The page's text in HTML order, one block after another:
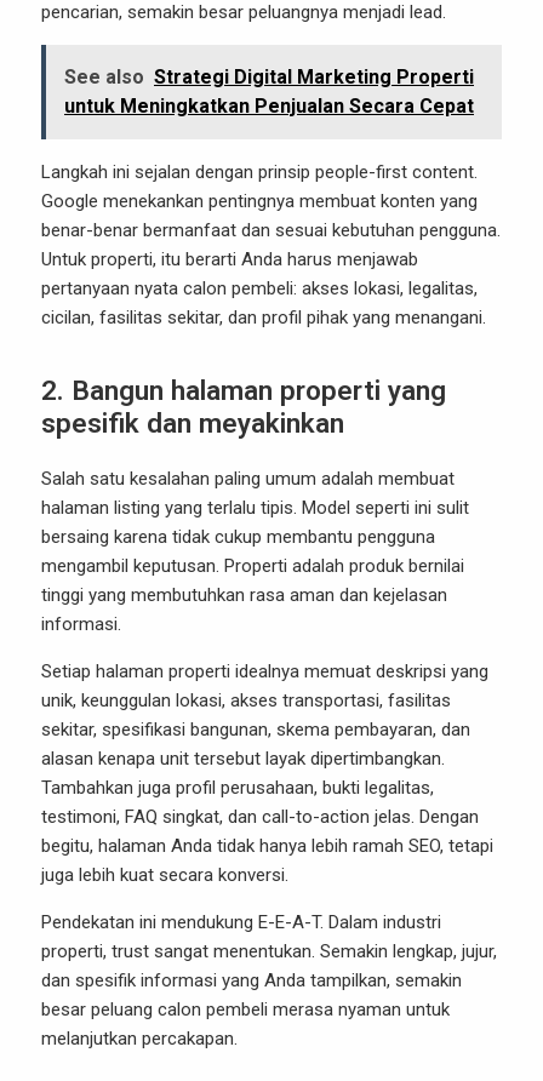
pencarian, semakin besar peluangnya menjadi lead.
See also Strategi Digital Marketing Properti
untuk Meningkatkan Penjualan Secara Cepat
Langkah ini sejalan dengan prinsip people-first content.
Google menekankan pentingnya membuat konten yang
benar-benar bermanfaat dan sesuai kebutuhan pengguna.
Untuk properti, itu berarti Anda harus menjawab
pertanyaan nyata calon pembeli: akses lokasi, legalitas,
cicilan, fasilitas sekitar, dan profil pihak yang menangani.
2. Bangun halaman properti yang
spesifik dan meyakinkan
Salah satu kesalahan paling umum adalah membuat
halaman listing yang terlalu tipis. Model seperti ini sulit
bersaing karena tidak cukup membantu pengguna
mengambil keputusan. Properti adalah produk bernilai
tinggi yang membutuhkan rasa aman dan kejelasan
informasi.
Setiap halaman properti idealnya memuat deskripsi yang
unik, keunggulan lokasi, akses transportasi, fasilitas
sekitar, spesifikasi bangunan, skema pembayaran, dan
alasan kenapa unit tersebut layak dipertimbangkan.
Tambahkan juga profil perusahaan, bukti legalitas,
testimoni, FAQ singkat, dan call-to-action jelas. Dengan
begitu, halaman Anda tidak hanya lebih ramah SEO, tetapi
juga lebih kuat secara konversi.
Pendekatan ini mendukung E-E-A-T. Dalam industri
properti, trust sangat menentukan. Semakin lengkap, jujur,
dan spesifik informasi yang Anda tampilkan, semakin
besar peluang calon pembeli merasa nyaman untuk
melanjutkan percakapan.